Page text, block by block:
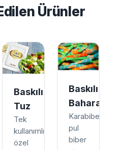
Ürünler
Baskılı
Tuz
Tek
kullanımlık,
özel
Baskılı
Baharat
Karabiber,
pul
biber